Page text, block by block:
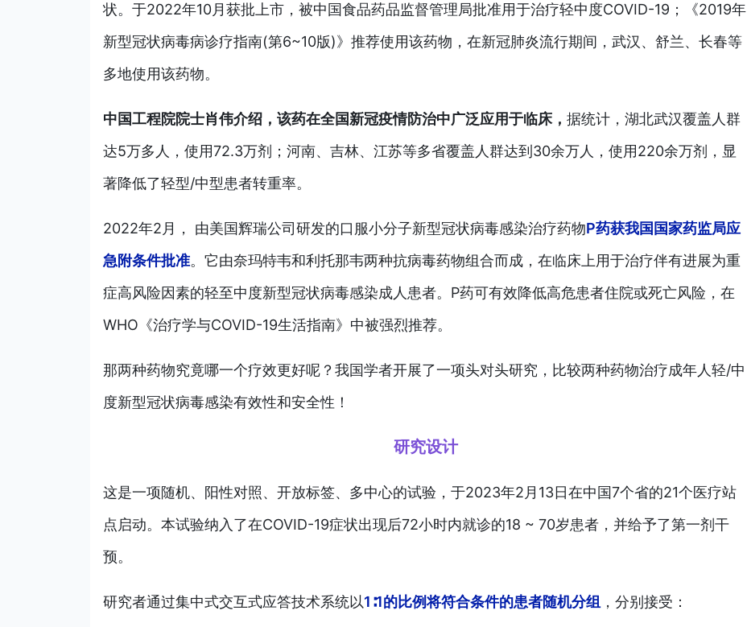
状。于2022年10月获批上市，被中国食品药品监督管理局批准用于治疗轻中度COVID-19；《2019年
新型冠状病毒病诊疗指南(第6~10版)》推荐使用该药物，在新冠肺炎流行期间，武汉、舒兰、长春等
多地使用该药物。
中国工程院院士肖伟介绍，该药在全国新冠疫情防治中广泛应用于临床， 据统计，湖北武汉覆盖人群
达5万多人，使用72.3万剂；河南、吉林、江苏等多省覆盖人群达到30余万人，使用220余万剂，显
著降低了轻型/中型患者转重率。
2022年2月， 由美国辉瑞公司研发的口服小分子新型冠状病毒感染治疗药物P药获我国国家药监局应
急附条件批准。它由奈玛特韦和利托那韦两种抗病毒药物组合而成，在临床上用于治疗伴有进展为重
症高风险因素的轻至中度新型冠状病毒感染成人患者。P药可有效降低高危患者住院或死亡风险，在
WHO《治疗学与COVID-19生活指南》中被强烈推荐。
那两种药物究竟哪一个疗效更好呢？我国学者开展了一项头对头研究，比较两种药物治疗成年人轻/中
度新型冠状病毒感染有效性和安全性！
研究设计
这是一项随机、阳性对照、开放标签、多中心的试验，于2023年2月13日在中国7个省的21个医疗站
点启动。本试验纳入了在COVID-19症状出现后72小时内就诊的18 ~ 70岁患者，并给予了第一剂干
预。
研究者通过集中式交互式应答技术系统以1∶1的比例将符合条件的患者随机分组 ，分别接受：